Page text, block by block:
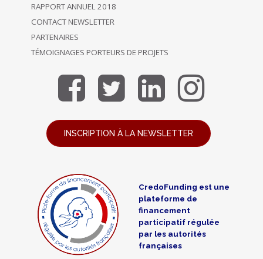
RAPPORT ANNUEL 2018
CONTACT NEWSLETTER
PARTENAIRES
TÉMOIGNAGES PORTEURS DE PROJETS
INSCRIPTION À LA NEWSLETTER
CredoFunding est une
plateforme de
financement
participatif régulée
par les autorités
françaises